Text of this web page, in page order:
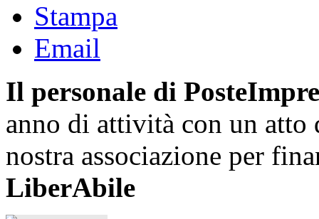
Stampa
Email
Il personale di
anno di attività con un atto
nostra associazione per
LiberAbile